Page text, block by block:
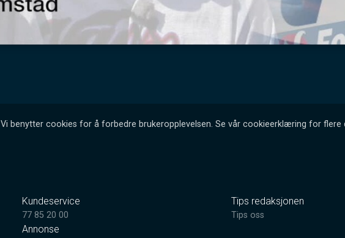
Vi benytter cookies for å forbedre brukeropplevelsen. Se vår cookieerklæring for flere
Kundeservice
77 85 20 00
Annonse
Tips redaksjonen
Tips oss